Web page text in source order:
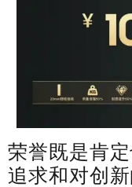
荣誉既是肯
追求和对创